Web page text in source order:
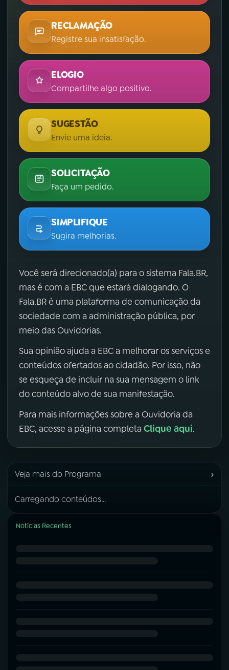
RECLAMAÇÃO
Registre sua insatisfação.
ELOGIO
Compartilhe algo positivo.
SUGESTÃO
Envie uma ideia.
SOLICITAÇÃO
Faça um pedido.
SIMPLIFIQUE
Sugira melhorias.
Você será direcionado(a) para o sistema Fala.BR,
mas é com a EBC que estará dialogando. O
Fala.BR é uma plataforma de comunicação da
sociedade com a administração pública, por
meio das Ouvidorias.
Sua opinião ajuda a EBC a melhorar os serviços e
conteúdos ofertados ao cidadão. Por isso, não
se esqueça de incluir na sua mensagem o link
do conteúdo alvo de sua manifestação.
Para mais informações sobre a Ouvidoria da
EBC, acesse a página completa Clique aqui.
Veja mais do Programa ›
Carregando conteúdos...
Notícias Recentes